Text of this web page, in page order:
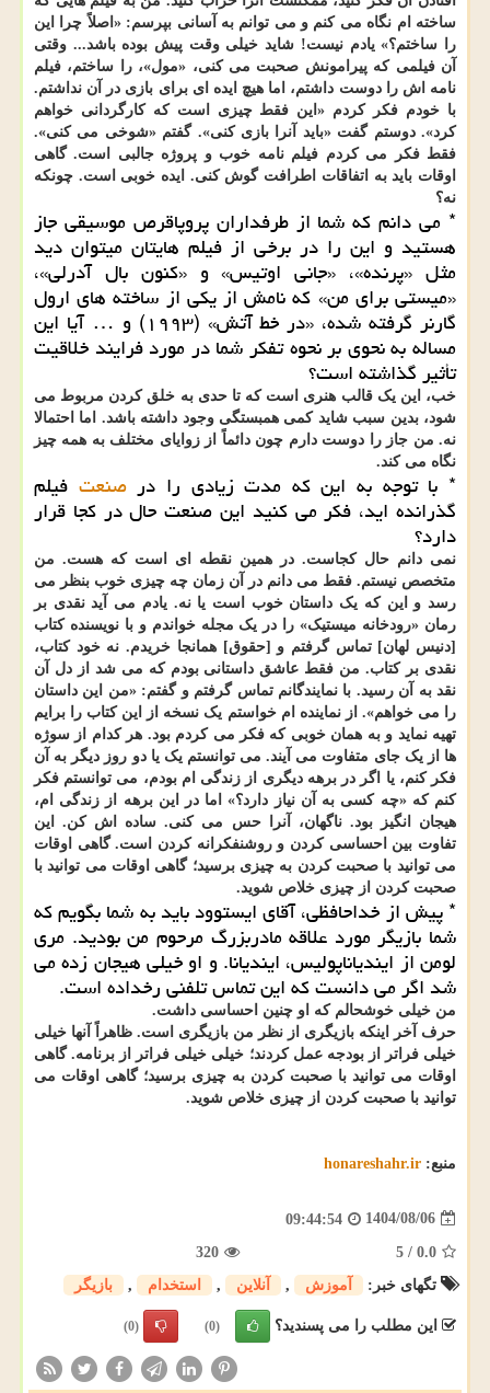
ساخته ام نگاه می کنم و می توانم به آسانی بپرسم: «اصلاً چرا این
را ساختم؟» یادم نیست! شاید خیلی وقت پیش بوده باشد... وقتی
آن فیلمی که پیرامونش صحبت می کنی، «مول»، را ساختم، فیلم
نامه اش را دوست داشتم، اما هیچ ایده ای برای بازی در آن نداشتم.
با خودم فکر کردم «این فقط چیزی است که کارگردانی خواهم
کرد». دوستم گفت «باید آنرا بازی کنی». گفتم «شوخی می کنی».
فقط فکر می کردم فیلم نامه خوب و پروژه جالبی است. گاهی
اوقات باید به اتفاقات اطرافت گوش کنی. ایده خوبی است. چونکه
نه؟
* می دانم که شما از طرفداران پروپاقرص موسیقی جاز
هستید و این را در برخی از فیلم هایتان میتوان دید
مثل «پرنده»، «جانی اوتیس» و «کنون بال آدرلی»،
«میستی برای من» که نامش از یکی از ساخته های ارول
گارنر گرفته شده، «در خط آتش» (۱۹۹۳) و … آیا این
مساله به نحوی بر نحوه تفکر شما در مورد فرایند خلاقیت
تأثیر گذاشته است؟
خب، این یک قالب هنری است که تا حدی به خلق کردن مربوط می
شود، بدین سبب شاید کمی همبستگی وجود داشته باشد. اما احتمالا
نه. من جاز را دوست دارم چون دائماً از زوایای مختلف به همه چیز
نگاه می کند.
* با توجه به این که مدت زیادی را درصنعت فیلم
گذرانده اید، فکر می کنید این صنعت حال در کجا قرار
دارد؟
نمی دانم حال کجاست. در همین نقطه ای است که هست. من
متخصص نیستم. فقط می دانم در آن زمان چه چیزی خوب بنظر می
رسد و این که یک داستان خوب است یا نه. یادم می آید نقدی بر
رمان «رودخانه میستیک» را در یک مجله خواندم و با نویسنده کتاب
[دنیس لهان] تماس گرفتم و [حقوق] همانجا خریدم. نه خود کتاب،
نقدی بر کتاب. من فقط عاشق داستانی بودم که می شد از دل آن
نقد به آن رسید. با نمایندگانم تماس گرفتم و گفتم: «من این داستان
را می خواهم». از نماینده ام خواستم یک نسخه از این کتاب را برایم
تهیه نماید و به همان خوبی که فکر می کردم بود. هر کدام از سوژه
ها از یک جای متفاوت می آیند. می توانستم یک یا دو روز دیگر به آن
فکر کنم، یا اگر در برهه دیگری از زندگی ام بودم، می توانستم فکر
کنم که «چه کسی به آن نیاز دارد؟» اما در این برهه از زندگی ام،
هیجان انگیز بود. ناگهان، آنرا حس می کنی. ساده اش کن. این
تفاوت بین احساسی کردن و روشنفکرانه کردن است. گاهی اوقات
می توانید با صحبت کردن به چیزی برسید؛ گاهی اوقات می توانید با
صحبت کردن از چیزی خلاص شوید.
* پیش از خداحافظی، آقای ایستوود باید به شما بگویم که
شما بازیگر مورد علاقه مادربزرگ مرحوم من بودید. مری
لومن از ایندیاناپولیس، ایندیانا. و او خیلی هیجان زده می
شد اگر می دانست که این تماس تلفنی رخداده است.
من خیلی خوشحالم که او چنین احساسی داشت.
حرف آخر اینکه بازیگری از نظر من بازیگری است. ظاهراً آنها خیلی
خیلی فراتر از بودجه عمل کردند؛ خیلی خیلی فراتر از برنامه. گاهی
اوقات می توانید با صحبت کردن به چیزی برسید؛ گاهی اوقات می
توانید با صحبت کردن از چیزی خلاص شوید.
منبع: honareshahr.ir
1404/08/06
09:44:54
0.0
/
5
320
تگهای خبر:
آموزش , آنلاین , استخدام , بازیگر
این مطلب را می پسندید؟ (0)
(0)